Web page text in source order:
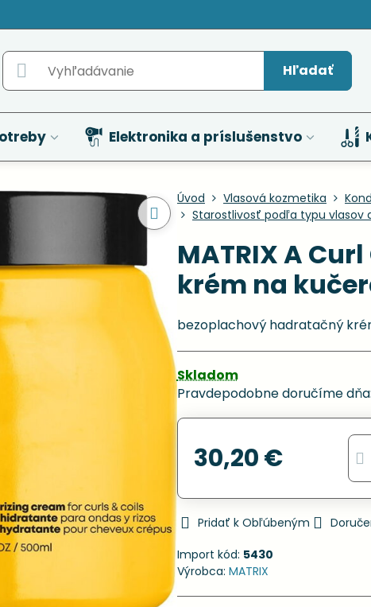
Hľadať
Elektronika a príslušenstvo
Úvod Vlasová kozmetika
Starostlivosť podľa typu vlasov
MATRIX A
krém na
bezoplachový hadratačný
Skladom
Pravdepodobne doručíme
30,20 €
Pridať k Obľúbeným
Import kód: 5430
Výrobca: MATRIX